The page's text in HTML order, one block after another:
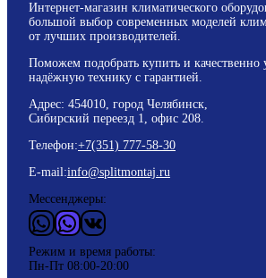
Интернет-магазин климатического
большой выбор современных моделей
от лучших производителей.
Поможем подобрать купить и качественно
надёжную технику с гарантией.
Адрес: 454010, город Челябинск,
Сибирский переезд 1, офис 208.
Телефон:+7(351) 777-58-30
E-mail:info@splitmontaj.ru
Мессенджеры:
WhatsApp
ViderВКонтакте
Режим и время работы:
Пн-Пт 08:00-20:00